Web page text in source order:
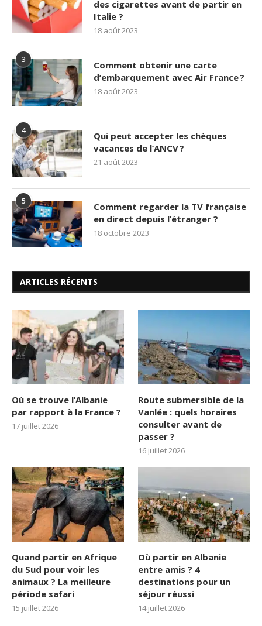
des cigarettes avant de partir en
Italie ?
18 août 2023
3
Comment obtenir une carte
d’embarquement avec Air France ?
18 août 2023
4
Qui peut accepter les chèques
vacances de l’ANCV ?
21 août 2023
5
Comment regarder la TV française
en direct depuis l’étranger ?
18 octobre 2023
ARTICLES RÉCENTS
Où se trouve l’Albanie
par rapport à la France ?
17 juillet 2026
Route submersible de la
Vanlée : quels horaires
consulter avant de
passer ?
16 juillet 2026
Quand partir en Afrique
du Sud pour voir les
animaux ? La meilleure
période safari
15 juillet 2026
Où partir en Albanie
entre amis ? 4
destinations pour un
séjour réussi
14 juillet 2026